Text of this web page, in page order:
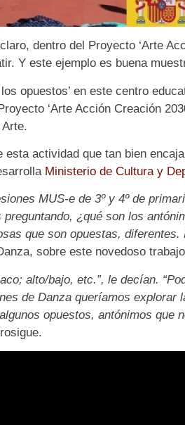
dentro del Proyecto ‘Arte
Y este ejemplo es buena
opuestos’ en este centro
‘Arte Acción Creación
actividad que tan bien
Ministerio de Cultura y
MUS-e de 3º y 4º de
¿qué son los
que son opuestas,
sobre este novedoso
alto/bajo, etc.”, le decían.
de Danza queríamos explorar
opuestos, antónimos que